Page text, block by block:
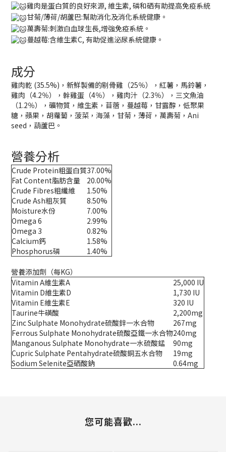
雞肉是蛋白質的良好來源, 維生素, 磷和硒有助提高免疫系統
甘菊/薄荷/胡蘆巴:幫助消化及消化系統健康。
萬壽菊:刺激白血球生長,增強免疫系統。
蔓越莓:含維生素C, 有助促進泌尿系統健康。
成分
雞肉乾 (35.5%)，新鮮製備的剔骨雞（25％），紅薯，馬鈴薯，
雞肉（4.2％），幹雞蛋（4％），雞肉汁（2.3％），三文魚油
（1.2％），礦物質，維生素，苜蓿，蔓越莓，甘露醇，低聚果
糖，蘋果，胡蘿蔔，菠菜，海藻，甘菊，薄荷，萬壽菊，Ani
seed，葫蘆巴。
營養分析
Crude Protein粗蛋白質37.00%
Fat Content脂肪含量
20.00%
Crude Fibres粗纖維
1.50%
Crude Ash粗灰質
8.50%
Moisture水份
7.00%
Omega 6
2.99%
Omega 3
0.82%
Calcium鈣
1.58%
Phosphorus磷
1.40%
營養添加劑（每KG）
Vitamin A維生素A
25,000 IU
Vitamin D維生素D
1,730 IU
Vitamin E維生素E
320 IU
Taurine牛磺酸
2,200mg
Zinc Sulphate Monohydrate硫酸鋅一水合物
267mg
Ferrous Sulphate Monohydrate硫酸亞鐵一水合物240mg
Manganous Sulphate Monohydrate一水硫酸錳
90mg
Cupric Sulphate Pentahydrate硫酸銅五水合物
19mg
Sodium Selenite亞硒酸鈉
0.64mg
您可能喜歡...